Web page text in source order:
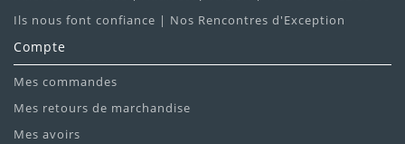
Ils nous font confiance | Nos Rencontres d'Exception
Compte
Mes commandes
Mes retours de marchandise
Mes avoirs